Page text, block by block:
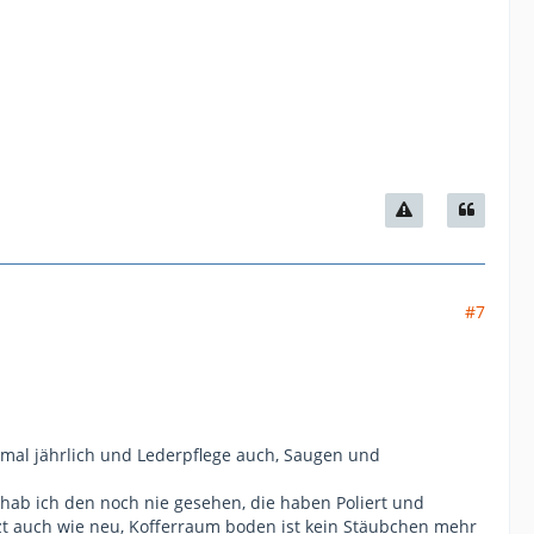
#7
jährlich und Lederpflege auch, Saugen und
ich den noch nie gesehen, die haben Poliert und
auch wie neu, Kofferraum boden ist kein Stäubchen mehr